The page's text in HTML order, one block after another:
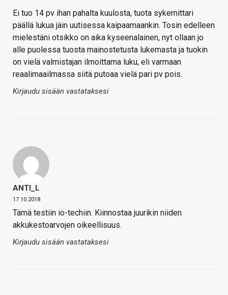
Ei tuo 14 pv ihan pahalta kuulosta, tuota sykemittari
päällä lukua jäin uutisessa kaipaamaankin. Tosin edelleen
mielestäni otsikko on aika kyseenalainen, nyt ollaan jo
alle puolessa tuosta mainostetusta lukemasta ja tuokin
on vielä valmistajan ilmoittama luku, eli varmaan
reaalimaailmassa siitä putoaa vielä pari pv pois.
Kirjaudu sisään vastataksesi
ANTI_L
17.10.2018
Tämä testiin io-techiin. Kiinnostaa juurikin niiden
akkukestoarvojen oikeellisuus.
Kirjaudu sisään vastataksesi